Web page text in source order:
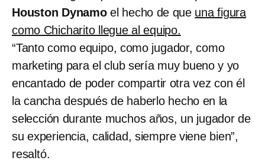
Houston Dynamoel hecho de que una figura
como Chicharito llegue al equipo.
“Tanto como equipo, como jugador, como
marketing para el club sería muy bueno y yo
encantado de poder compartir otra vez con él
la cancha después de haberlo hecho en la
selección durante muchos años, un jugador de
su experiencia, calidad, siempre viene bien”,
resaltó.